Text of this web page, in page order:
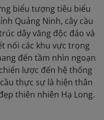
biểu tượng tiêu biểu
Quảng Ninh, cây cầu
dây văng độc đáo và
nối các khu vực trọng
đến tầm nhìn ngoạn
lược đến hệ thống
thực sự là hiện thân
thiên nhiên Hạ Long.